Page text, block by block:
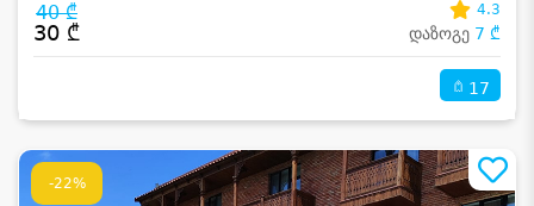
40 ₾
30 ₾
4.3
დაზოგე 7 ₾
17
-22%